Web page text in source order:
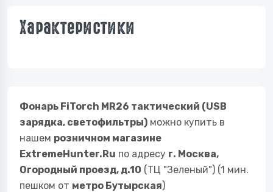
Характеристики
Фонарь FiTorch MR26 тактический (USB
зарядка, светофильтры) можно купить в
нашем розничном магазине
ExtremeHunter.Ru по адресу г. Москва,
Огородный проезд, д.10 (ТЦ "Зеленый") (1 мин.
пешком от метро Бутырская)